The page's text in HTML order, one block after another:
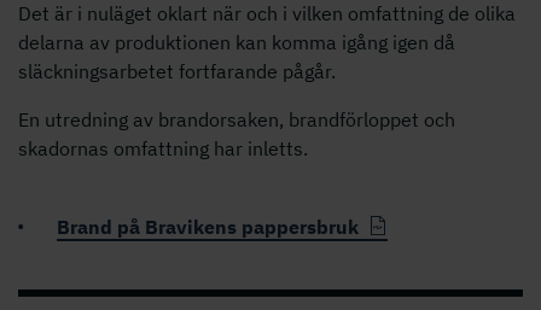
Det är i nuläget oklart när och i vilken omfattning de olika
delarna av produktionen kan komma igång igen då
släckningsarbetet fortfarande pågår.
En utredning av brandorsaken, brandförloppet och
skadornas omfattning har inletts.
Brand på Bravikens pappersbruk